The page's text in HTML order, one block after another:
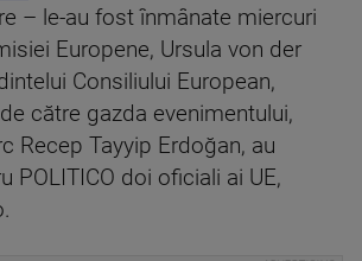
– le-au fost înmânate miercuri
Europene, Ursula von der
Consiliului European,
către gazda evenimentului,
Recep Tayyip Erdoğan, au
POLITICO doi oficiali ai UE,